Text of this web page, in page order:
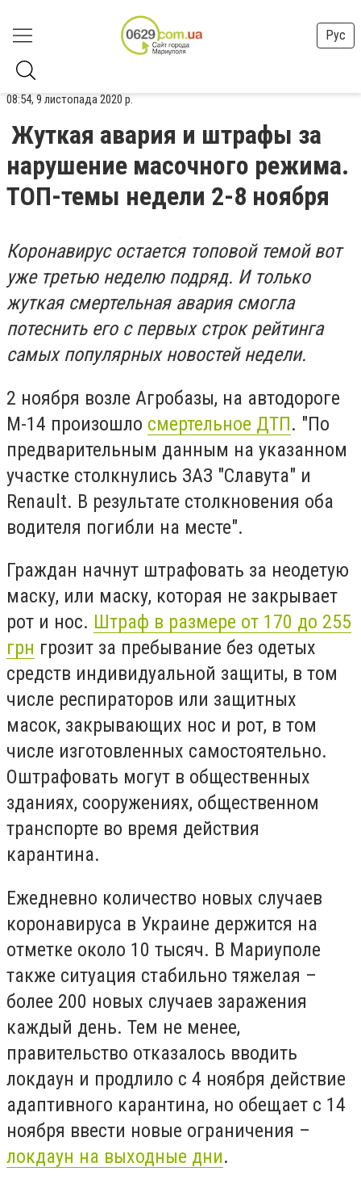
Рус
08:54, 9 листопада 2020 р.
Жуткая авария и штрафы за
нарушение масочного режима.
ТОП-темы недели 2-8 ноября
Коронавирус остается топовой темой вот
уже третью неделю подряд. И только
жуткая смертельная авария смогла
потеснить его с первых строк рейтинга
самых популярных новостей недели.
2 ноября возле Агробазы, на автодороге
М-14 произошло смертельное ДТП. "По
предварительным данным на указанном
участке столкнулись ЗАЗ "Славута" и
Renault. В результате столкновения оба
водителя погибли на месте".
Граждан начнут штрафовать за неодетую
маску, или маску, которая не закрывает
рот и нос. Штраф в размере от 170 до 255
грн грозит за пребывание без одетых
средств индивидуальной защиты, в том
числе респираторов или защитных
масок, закрывающих нос и рот, в том
числе изготовленных самостоятельно.
Оштрафовать могут в общественных
зданиях, сооружениях, общественном
транспорте во время действия
карантина.
Ежедневно количество новых случаев
коронавируса в Украине держится на
отметке около 10 тысяч. В Мариуполе
также ситуация стабильно тяжелая –
более 200 новых случаев заражения
каждый день. Тем не менее,
правительство отказалось вводить
локдаун и продлило с 4 ноября действие
адаптивного карантина, но обещает с 14
ноября ввести новые ограничения –
локдаун на выходные дни.